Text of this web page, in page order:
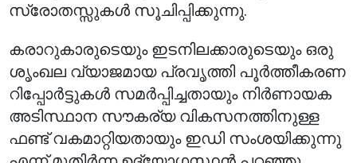
സ്രോതസ്സുകൾ സൂചിപ്പിക്കുന്നു.
കരാറുകാരുടെയും ഇടനിലക്കാരുടെയും ഒരു
ശൃംഖല വ്യാജമായ പ്രവൃത്തി പൂർത്തീകരണ
റിപ്പോർട്ടുകൾ സമർപ്പിച്ചതായും നിർണായക
അടിസ്ഥാന സൗകര്യ വികസനത്തിനുള്ള
ഫണ്ട് വകമാറ്റിയതായും ഇഡി സംശയിക്കുന്നു